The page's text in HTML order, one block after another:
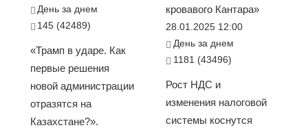
День за днем
145 (42489)
«Трамп в ударе. Как
первые решения
новой администрации
отразятся на
Казахстане?».
кровавого Кантара»
28.01.2025 12:00
День за днем
1181 (43496)
Рост НДС и
изменения налоговой
системы коснутся